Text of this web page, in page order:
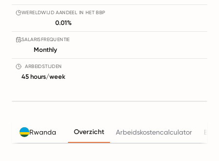
WERELDWIJD AANDEEL IN HET BBP
0.01%
SALARISFREQUENTIE
Monthly
ARBEIDSTIJDEN
45 hours/week
Rwanda Overzicht Arbeidskostencalculator